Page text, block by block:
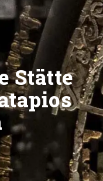
Stätte